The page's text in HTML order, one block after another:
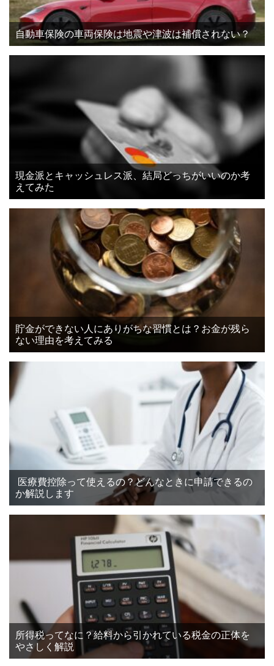
自動車保険の車両保険は地震や津波は補償されない？
現金派とキャッシュレス派、結局どっちがいいのか考
えてみた
貯金ができない人にありがちな習慣とは？お金が残ら
ない理由を考えてみる
医療費控除って使えるの？どんなときに申請できるの
か解説します
所得税ってなに？給料から引かれている税金の正体を
やさしく解説